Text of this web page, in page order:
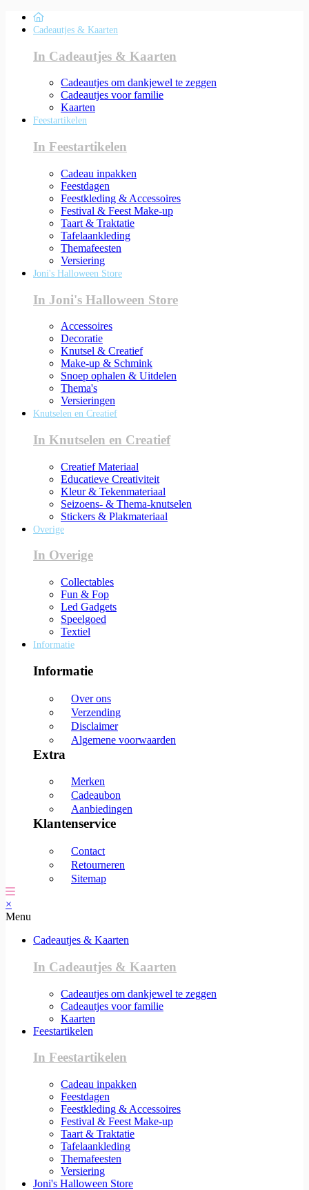
Cadeautjes & Kaarten
In Cadeautjes & Kaarten
Cadeautjes om dankjewel te zeggen
Cadeautjes voor familie
Kaarten
Feestartikelen
In Feestartikelen
Cadeau inpakken
Feestdagen
Feestkleding & Accessoires
Festival & Feest Make-up
Taart & Traktatie
Tafelaankleding
Themafeesten
Versiering
Joni's Halloween Store
In Joni's Halloween Store
Accessoires
Decoratie
Knutsel & Creatief
Make-up & Schmink
Snoep ophalen & Uitdelen
Thema's
Versieringen
Knutselen en Creatief
In Knutselen en Creatief
Creatief Materiaal
Educatieve Creativiteit
Kleur & Tekenmateriaal
Seizoens- & Thema-knutselen
Stickers & Plakmateriaal
Overige
In Overige
Collectables
Fun & Fop
Led Gadgets
Speelgoed
Textiel
Informatie
Informatie
Over ons
Verzending
Disclaimer
Algemene voorwaarden
Extra
Merken
Cadeaubon
Aanbiedingen
Klantenservice
Contact
Retourneren
Sitemap
×
Menu
Cadeautjes & Kaarten
In Cadeautjes & Kaarten
Cadeautjes om dankjewel te zeggen
Cadeautjes voor familie
Kaarten
Feestartikelen
In Feestartikelen
Cadeau inpakken
Feestdagen
Feestkleding & Accessoires
Festival & Feest Make-up
Taart & Traktatie
Tafelaankleding
Themafeesten
Versiering
Joni's Halloween Store